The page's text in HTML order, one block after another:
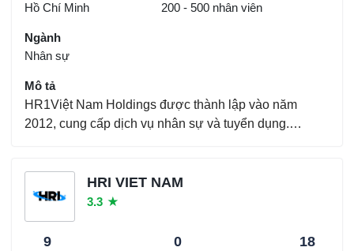
Hồ Chí Minh
200 - 500 nhân viên
Ngành
Nhân sự
Mô tả
HR1Việt Nam Holdings được thành lập vào năm
2012, cung cấp dịch vụ nhân sự và tuyển dụng.
Nam và khu vực Châu Á Thái Bình Dương (APAC).
Kể từ thờ...
HRI VIET NAM
3.3 ★
9 0 18